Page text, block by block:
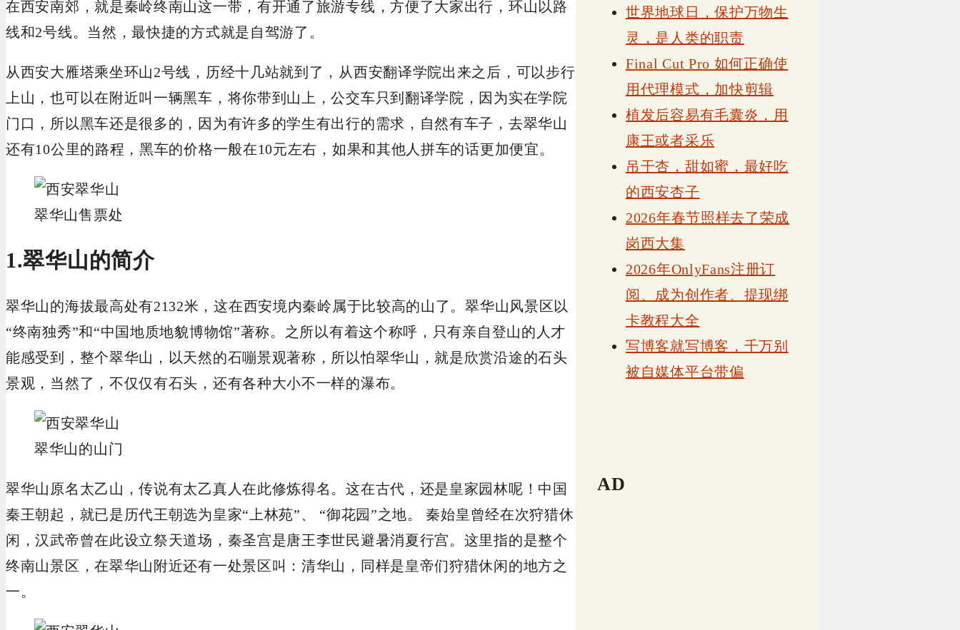
在西安南郊，就是秦岭终南山这一带，有开通了旅游专线，方便了大家出行，环山以路
线和2号线。当然，最快捷的方式就是自驾游了。
从西安大雁塔乘坐环山2号线，历经十几站就到了，从西安翻译学院出来之后，可以步行
上山，也可以在附近叫一辆黑车，将你带到山上，公交车只到翻译学院，因为实在学院
门口，所以黑车还是很多的，因为有许多的学生有出行的需求，自然有车子，去翠华山
还有10公里的路程，黑车的价格一般在10元左右，如果和其他人拼车的话更加便宜。
翠华山售票处
1.翠华山的简介
翠华山的海拔最高处有2132米，这在西安境内秦岭属于比较高的山了。翠华山风景区以
“终南独秀”和“中国地质地貌博物馆”著称。之所以有着这个称呼，只有亲自登山的人才
能感受到，整个翠华山，以天然的石嘣景观著称，所以怕翠华山，就是欣赏沿途的石头
景观，当然了，不仅仅有石头，还有各种大小不一样的瀑布。
翠华山的山门
翠华山原名太乙山，传说有太乙真人在此修炼得名。这在古代，还是皇家园林呢！中国
秦王朝起，就已是历代王朝选为皇家“上林苑”、 “御花园”之地。 秦始皇曾经在次狩猎休
闲，汉武帝曾在此设立祭天道场，秦圣宫是唐王李世民避暑消夏行宫。这里指的是整个
终南山景区，在翠华山附近还有一处景区叫：清华山，同样是皇帝们狩猎休闲的地方之
一。
世界地球日，保护万物生
灵，是人类的职责
Final Cut Pro 如何正确使
用代理模式，加快剪辑
植发后容易有毛囊炎，用
康王或者采乐
吊干杏，甜如蜜，最好吃
的西安杏子
2026年春节照样去了荣成
岗西大集
2026年OnlyFans注册订
阅、成为创作者、提现绑
卡教程大全
写博客就写博客，千万别
被自媒体平台带偏
AD